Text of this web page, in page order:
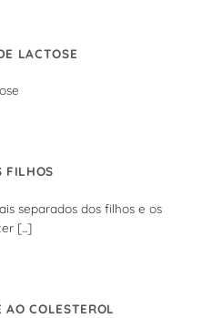
LACTOSE
FILHOS
separados dos filhos e os
[...]
COLESTEROL